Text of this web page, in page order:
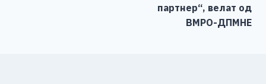
партнер“, велат од
ВМРО-ДПМНЕ